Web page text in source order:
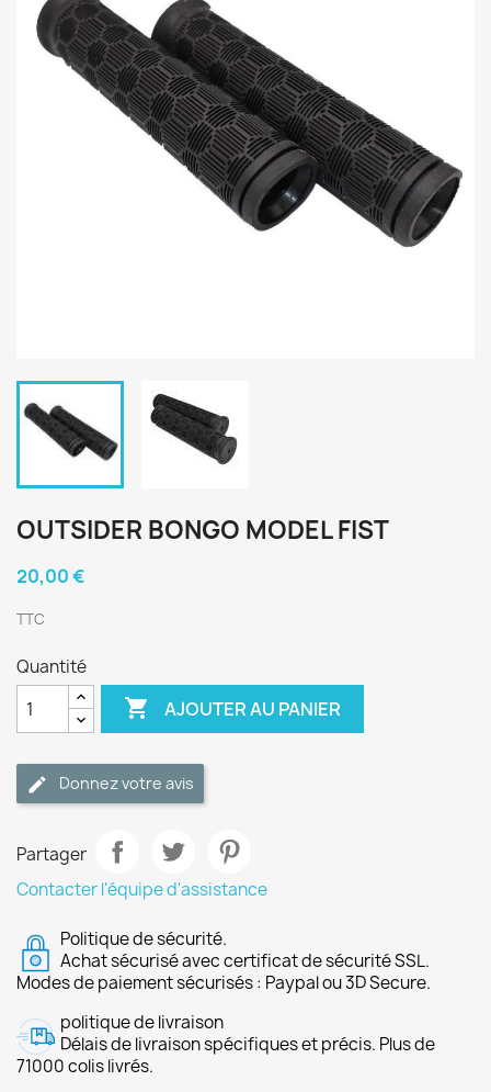
OUTSIDER BONGO MODEL FIST
20,00 €
TTC
Quantité
 AJOUTER AU PANIER
Donnez votre avis
Partager
Contacter l'équipe d'assistance
Politique de sécurité.
Achat sécurisé avec certificat de sécurité SSL.
Modes de paiement sécurisés : Paypal ou 3D Secure.
politique de livraison
Délais de livraison spécifiques et précis. Plus de
71000 colis livrés.